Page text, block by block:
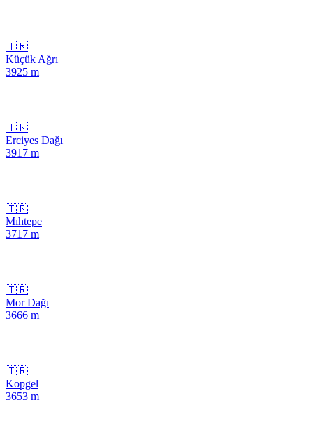
🇹🇷
Küçük Ağrı
3925 m
🇹🇷
Erciyes Dağı
3917 m
🇹🇷
Mıhtepe
3717 m
🇹🇷
Mor Dağı
3666 m
🇹🇷
Kopgel
3653 m